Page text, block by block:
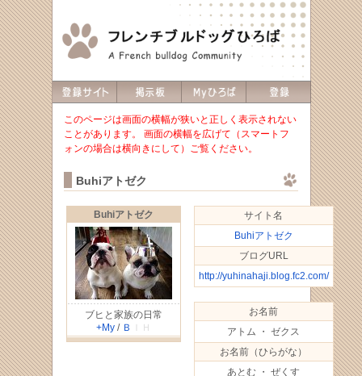
このページは画面の横幅が狭いと正しく表示されない
ことがあります。 画面の横幅を広げて（スマートフ
ォンの場合は横向きにして）ご覧ください。
Buhiアトゼク
Buhiアトゼク
ブヒと家族の日常
+My/ Ｂ ＩＨ
サイト名
Buhiアトゼク
ブログURL
http://yuhinahaji.blog.fc2.com/
お名前
アトム ・ ゼクス
お名前（ひらがな）
あとむ ・ ぜくす